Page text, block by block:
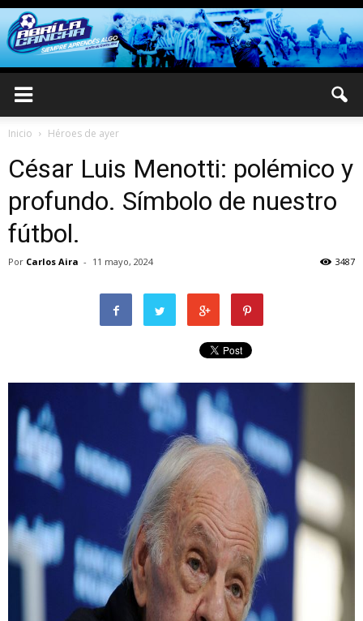
Inicio Héroes de ayer
César Luis Menotti: polémico y
profundo. Símbolo de nuestro
fútbol.
Por Carlos Aira - 11 mayo, 2024 3487